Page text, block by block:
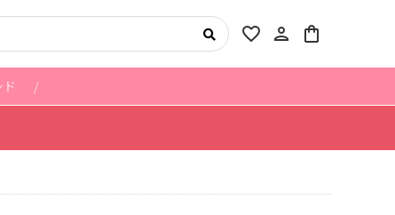
favorite_border person shopping_bag